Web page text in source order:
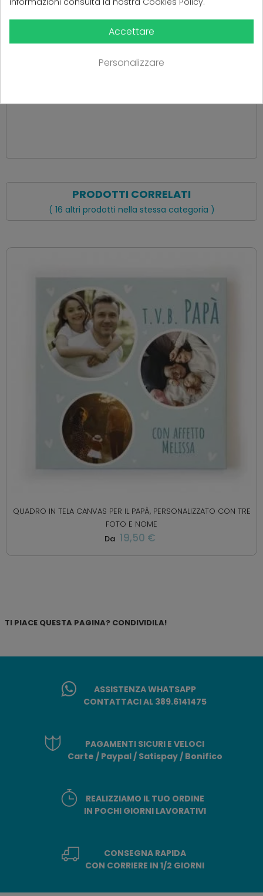
PRODOTTI CORRELATI
( 16 altri prodotti nella stessa categoria )
QUADRO IN TELA CANVAS PER IL PAPÀ, PERSONALIZZATO CON TRE
FOTO E NOME
Da 19,50 €
TI PIACE QUESTA PAGINA? CONDIVIDILA!
ASSISTENZA WHATSAPP
CONTATTACI AL 389.6141475
PAGAMENTI SICURI E VELOCI
Carte / Paypal / Satispay / Bonifico
REALIZZIAMO IL TUO ORDINE
IN POCHI GIORNI LAVORATIVI
CONSEGNA RAPIDA
CON CORRIERE IN 1/2 GIORNI
Accettare
Personalizzare